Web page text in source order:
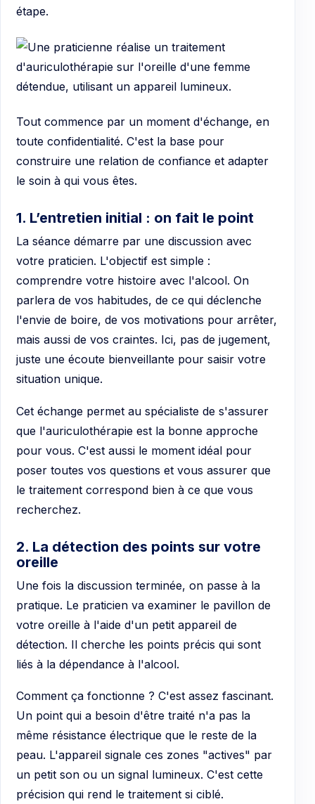
étape.
Tout commence par un moment d'échange, en
toute confidentialité. C'est la base pour
construire une relation de confiance et adapter
le soin à qui vous êtes.
1. L’entretien initial : on fait le point
La séance démarre par une discussion avec
votre praticien. L'objectif est simple :
comprendre votre histoire avec l'alcool. On
parlera de vos habitudes, de ce qui déclenche
l'envie de boire, de vos motivations pour arrêter,
mais aussi de vos craintes. Ici, pas de jugement,
juste une écoute bienveillante pour saisir votre
situation unique.
Cet échange permet au spécialiste de s'assurer
que l'auriculothérapie est la bonne approche
pour vous. C'est aussi le moment idéal pour
poser toutes vos questions et vous assurer que
le traitement correspond bien à ce que vous
recherchez.
2. La détection des points sur votre
oreille
Une fois la discussion terminée, on passe à la
pratique. Le praticien va examiner le pavillon de
votre oreille à l'aide d'un petit appareil de
détection. Il cherche les points précis qui sont
liés à la dépendance à l'alcool.
Comment ça fonctionne ? C'est assez fascinant.
Un point qui a besoin d'être traité n'a pas la
même résistance électrique que le reste de la
peau. L'appareil signale ces zones "actives" par
un petit son ou un signal lumineux. C'est cette
précision qui rend le traitement si ciblé.